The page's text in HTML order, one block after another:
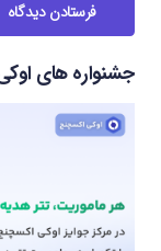
فرستادن دیدگاه
جشنواره های